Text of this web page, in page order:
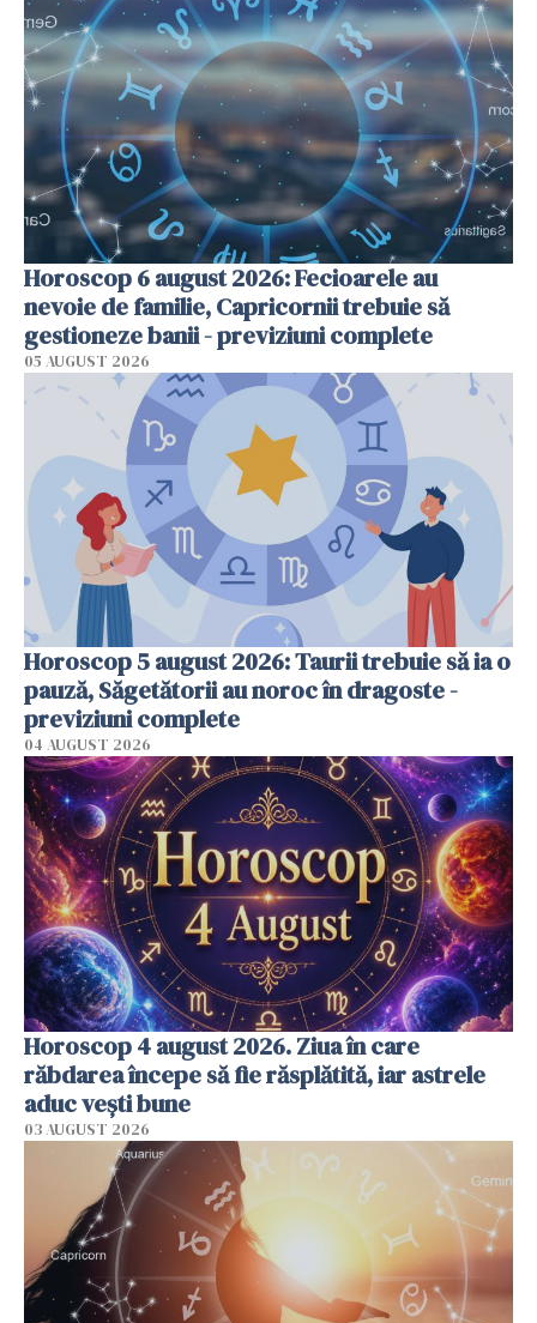
Horoscop 6 august 2026: Fecioarele au
nevoie de familie, Capricornii trebuie să
gestioneze banii - previziuni complete
05 AUGUST 2026
Horoscop 5 august 2026: Taurii trebuie să ia o
pauză, Săgetătorii au noroc în dragoste -
previziuni complete
04 AUGUST 2026
Horoscop 4 august 2026. Ziua în care
răbdarea începe să fie răsplătită, iar astrele
aduc vești bune
03 AUGUST 2026